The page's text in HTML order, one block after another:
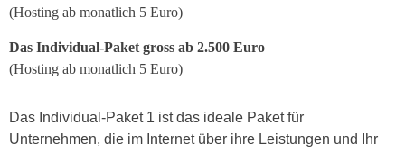
(Hosting ab monatlich 5 Euro)
Das Individual-Paket gross ab 2.500 Euro
(Hosting ab monatlich 5 Euro)
Das Individual-Paket 1 ist das ideale Paket für
Unternehmen, die im Internet über ihre Leistungen und Ihr